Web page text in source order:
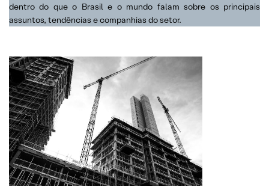
dentro do que o Brasil e o mundo falam sobre os principais
assuntos, tendências e companhias do setor.